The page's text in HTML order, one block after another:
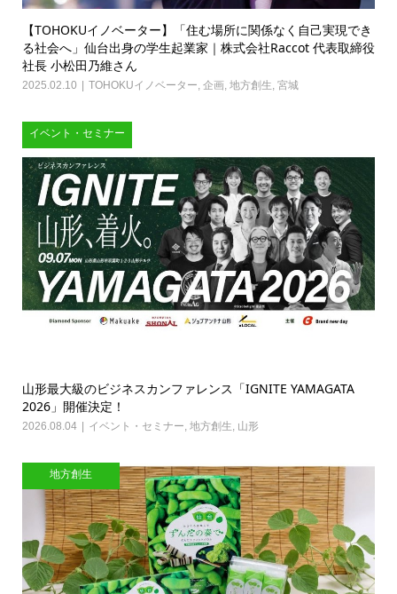
【TOHOKUイノベーター】「住む場所に関係なく自己実現でき
る社会へ」仙台出身の学生起業家｜株式会社Raccot 代表取締役
社長 小松田乃維さん
2025.02.10 TOHOKUイノベーター, 企画, 地方創生, 宮城
イベント・セミナー
山形最大級のビジネスカンファレンス「IGNITE YAMAGATA
2026」開催決定！
2026.08.04 イベント・セミナー 地方創生 山形
地方創生